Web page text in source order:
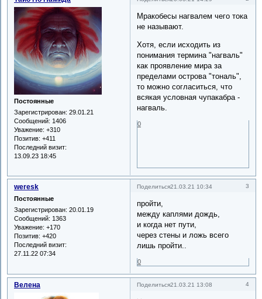
Постоянные
Зарегистрирован: 29.01.21
Сообщений: 1406
Уважение: +310
Позитив: +411
Последний визит:
13.09.23 18:45
Мракобесы нагвалем чего тока
не называют.
Хотя, если исходить из
понимания термина "нагваль"
как проявление мира за
пределами острова "тональ",
то можно согласиться, что
всякая условная чупакабра -
нагваль.
0
Поделиться 3
21.03.21 10:34
weresk
Постоянные
Зарегистрирован: 20.01.19
Сообщений: 1363
Уважение: +170
Позитив: +420
Последний визит:
27.11.22 07:34
пройти,
между каплями дождь,
и когда нет пути,
через стены и ложь всего
лишь пройти..
0
Поделиться 4
21.03.21 13:08
Велена